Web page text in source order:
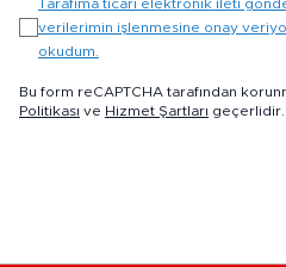
Tarafıma ticari elektronik ileti
verilerimin işlenmesine onay
okudum.
Bu form reCAPTCHA tarafından
Politikası ve Hizmet Şartları geçerlidir.